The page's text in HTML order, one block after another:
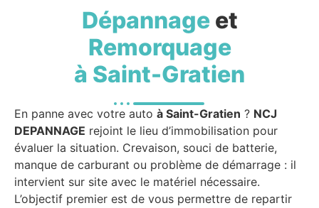
Dépannageet
Remorquage
à Saint-Gratien
En panne avec votre auto à Saint-Gratien ? NCJ
DEPANNAGE rejoint le lieu d’immobilisation pour
évaluer la situation. Crevaison, souci de batterie,
manque de carburant ou problème de démarrage : il
intervient sur site avec le matériel nécessaire.
L’objectif premier est de vous permettre de repartir